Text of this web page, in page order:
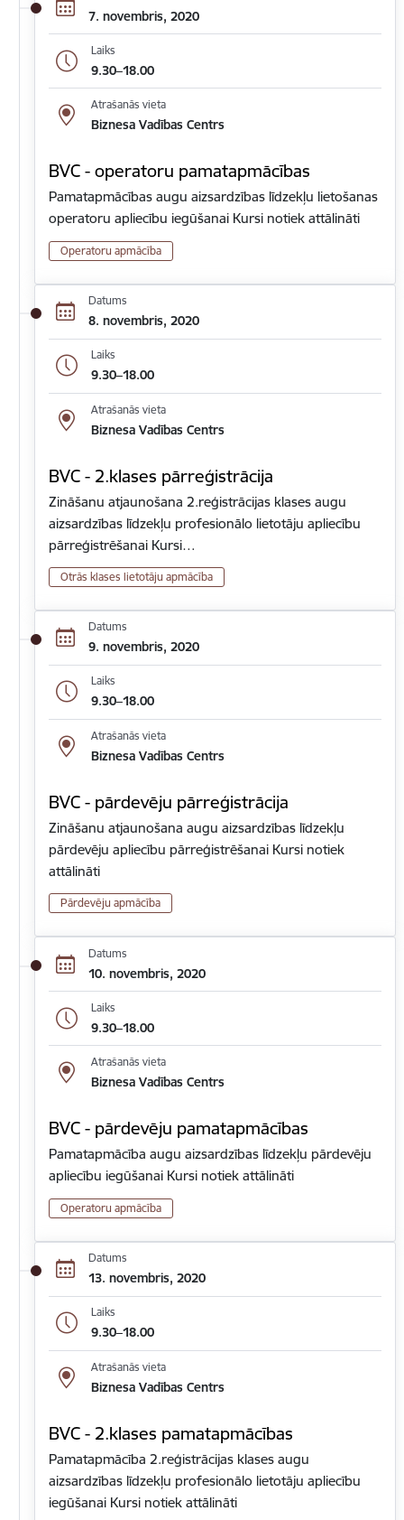
7. novembris, 2020
Laiks
9.30–18.00
Atrašanās vieta
Biznesa Vadības Centrs
BVC - operatoru pamatapmācības
Pamatapmācības augu aizsardzības līdzekļu lietošanas
operatoru apliecību iegūšanai Kursi notiek attālināti
Operatoru apmācība
Datums
8. novembris, 2020
Laiks
9.30–18.00
Atrašanās vieta
Biznesa Vadības Centrs
BVC - 2.klases pārreģistrācija
Zināšanu atjaunošana 2.reģistrācijas klases augu
aizsardzības līdzekļu profesionālo lietotāju apliecību
pārreģistrēšanai Kursi…
Otrās klases lietotāju apmācība
Datums
9. novembris, 2020
Laiks
9.30–18.00
Atrašanās vieta
Biznesa Vadības Centrs
BVC - pārdevēju pārreģistrācija
Zināšanu atjaunošana augu aizsardzības līdzekļu
pārdevēju apliecību pārreģistrēšanai Kursi notiek
attālināti
Pārdevēju apmācība
Datums
10. novembris, 2020
Laiks
9.30–18.00
Atrašanās vieta
Biznesa Vadības Centrs
BVC - pārdevēju pamatapmācības
Pamatapmācība augu aizsardzības līdzekļu pārdevēju
apliecību iegūšanai Kursi notiek attālināti
Operatoru apmācība
Datums
13. novembris, 2020
Laiks
9.30–18.00
Atrašanās vieta
Biznesa Vadības Centrs
BVC - 2.klases pamatapmācības
Pamatapmācība 2.reģistrācijas klases augu
aizsardzības līdzekļu profesionālo lietotāju apliecību
iegūšanai Kursi notiek attālināti